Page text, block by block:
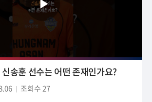
송훈 선수는 어떤 존재인가요?
조회수 27